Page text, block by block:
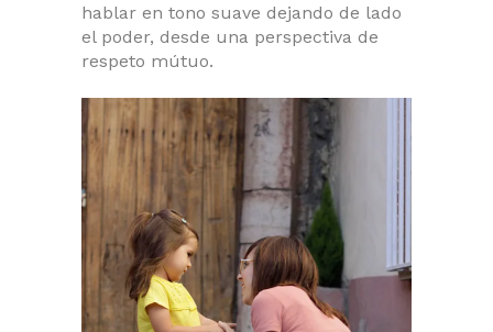
hablar en tono suave dejando de lado
el poder, desde una perspectiva de
respeto mútuo.